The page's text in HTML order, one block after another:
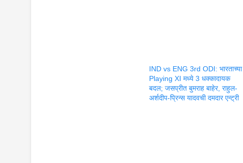
IND vs ENG 3rd ODI: भारताच्या
Playing XI मध्ये 3 धक्कादायक
बदल; जसप्रीत बुमराह बाहेर, राहुल-
अर्शदीप-प्रिन्स यादवची दमदार एन्ट्री